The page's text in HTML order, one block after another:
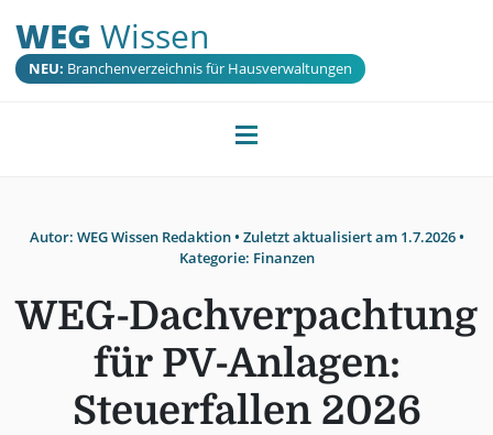
WEG Wissen
NEU: Branchenverzeichnis für Hausverwaltungen
Autor: WEG Wissen Redaktion• Zuletzt aktualisiert am 1.7.2026•
Kategorie: Finanzen
WEG-Dachverpachtung
für PV-Anlagen:
Steuerfallen 2026